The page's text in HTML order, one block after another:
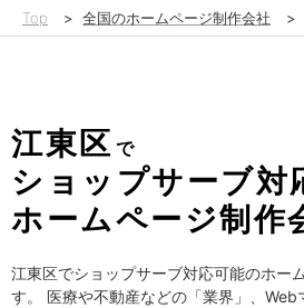
Top > 全国のホームページ制作会社 >
江東区 で
ショップサーブ対
ホームページ制作
江東区でショップサーブ対応可能のホー
す。 医療や不動産などの「業界」、